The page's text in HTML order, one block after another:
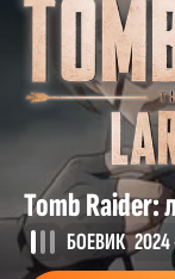
Tomb Raider:
БОЕВИК